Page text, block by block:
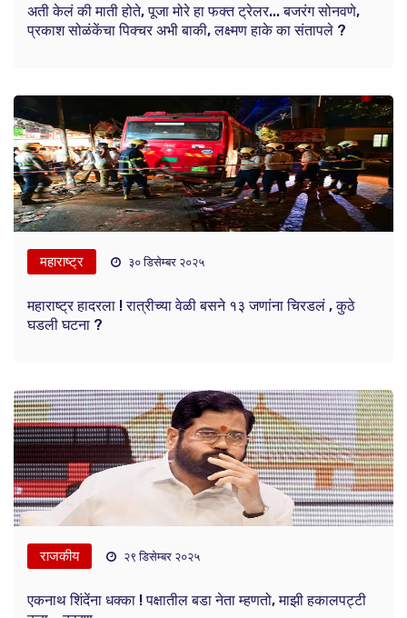
अती केलं की माती होते, पूजा मोरे हा फक्त ट्रेलर... बजरंग सोनवणे,
प्रकाश सोळंकेंचा पिक्चर अभी बाकी, लक्ष्मण हाके का संतापले ?
महाराष्ट्र ३० डिसेम्बर २०२५
महाराष्ट्र हादरला ! रात्रीच्या वेळी बसने १३ जणांना चिरडलं , कुठे
घडली घटना ?
राजकीय २९ डिसेम्बर २०२५
एकनाथ शिंदेंना धक्का ! पक्षातील बडा नेता म्हणतो, माझी हकालपट्टी